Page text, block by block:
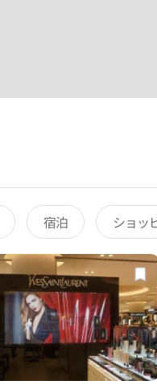
宿泊 ショッ